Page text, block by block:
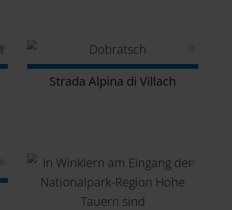
Strada Alpina di Villach